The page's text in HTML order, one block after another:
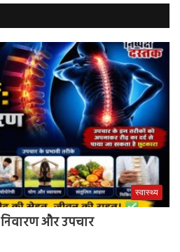
स्वास्थ्य
निवारण और उपचार